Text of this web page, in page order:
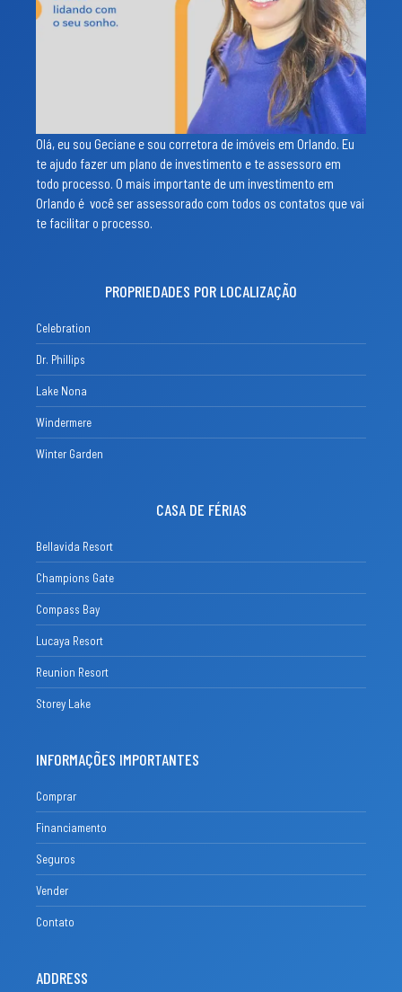
Olá, eu sou Geciane e sou corretora de imóveis em Orlando. Eu
te ajudo fazer um plano de investimento e te assessoro em
todo processo. O mais importante de um investimento em
Orlando é você ser assessorado com todos os contatos que vai
te facilitar o processo.
PROPRIEDADES POR LOCALIZAÇÃO
Celebration
Dr. Phillips
Lake Nona
Windermere
Winter Garden
CASA DE FÉRIAS
Bellavida Resort
Champions Gate
Compass Bay
Lucaya Resort
Reunion Resort
Storey Lake
INFORMAÇÕES IMPORTANTES
Comprar
Financiamento
Seguros
Vender
Contato
ADDRESS